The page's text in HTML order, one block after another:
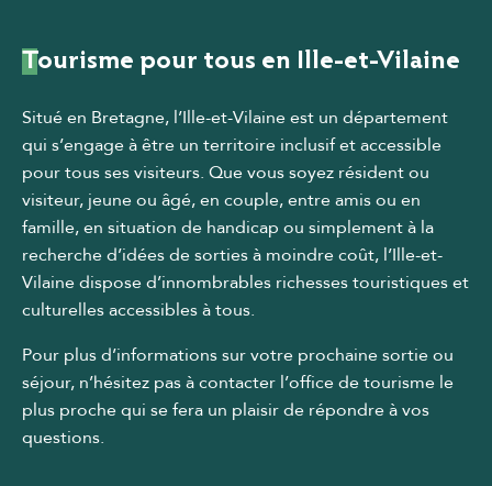
Tourisme pour tous en Ille-et-Vilaine
Situé en Bretagne, l’Ille-et-Vilaine est un département
qui s’engage à être un territoire inclusif et accessible
pour tous ses visiteurs. Que vous soyez résident ou
visiteur, jeune ou âgé, en couple, entre amis ou en
famille, en situation de handicap ou simplement à la
recherche d’idées de sorties à moindre coût, l’Ille-et-
Vilaine dispose d’innombrables richesses touristiques et
culturelles accessibles à tous.
Pour plus d’informations sur votre prochaine sortie ou
séjour, n’hésitez pas à contacter l’office de tourisme le
plus proche qui se fera un plaisir de répondre à vos
questions.